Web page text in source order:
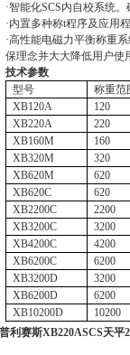
·智能化SCS内自校系统
·内置多种称t程序及应用
·高性能电磁力平衡称重
保理念并大大降低用户使
技术参数
型号
称重范
XB120A
120
XB220A
220
XB160M
160
XB320M
320
XB620M
620
XB620C
620
XB2200C
2200
XB3200C
3200
XB4200C
4200
XB6200C
6200
XB3200D
3200
XB6200D
6200
XB10200D
10200
普利赛斯XB220ASCS天平